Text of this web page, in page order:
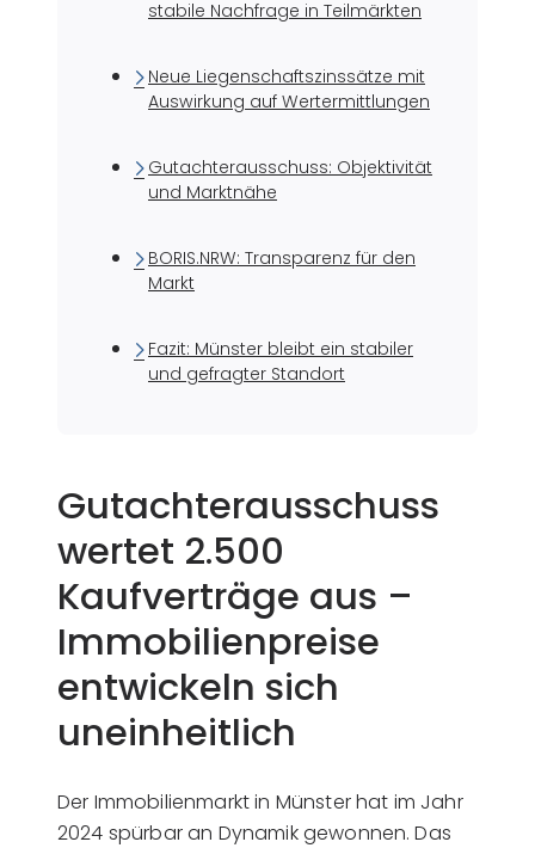
Gutachterausschuss
wertet 2.500
Kaufverträge aus –
Immobilienpreise
entwickeln sich
uneinheitlich
Der Immobilienmarkt in Münster hat im Jahr
2024 spürbar an Dynamik gewonnen. Das
stabile Nachfrage in Teilmärkten
Neue Liegenschaftszinssätze mit
Auswirkung auf Wertermittlungen
Gutachterausschuss: Objektivität
und Marktnähe
BORIS.NRW: Transparenz für den
Markt
Fazit: Münster bleibt ein stabiler
und gefragter Standort